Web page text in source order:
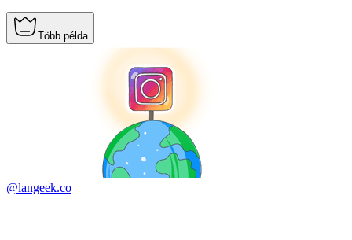
Több példa
@langeek.co